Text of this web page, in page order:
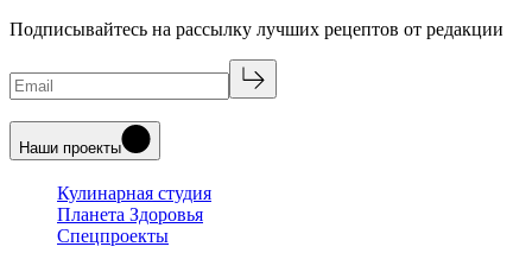
Подписывайтесь на рассылку лучших рецептов от редакции
Наши проекты
Кулинарная студия
Планета Здоровья
Спецпроекты